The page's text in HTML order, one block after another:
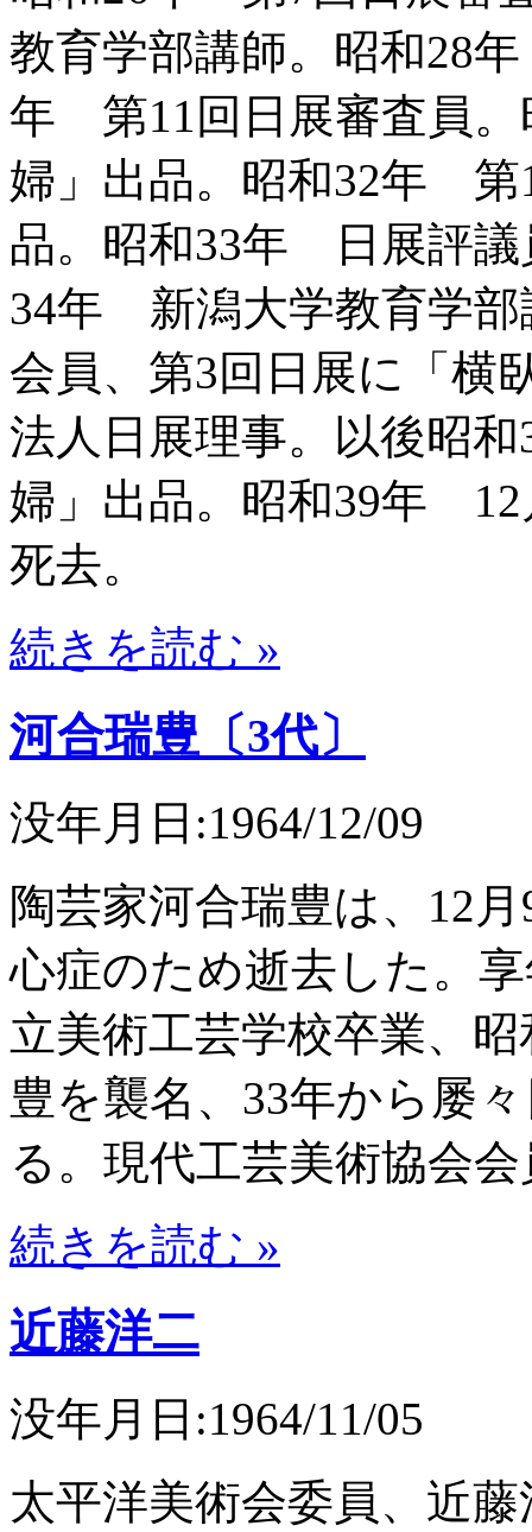
教育学部講師。昭和28
年 第11回日展審査員
婦」出品。昭和32年 第
品。昭和33年 日展評議
34年 新潟大学教育学
会員、第3回日展に「
法人日展理事。以後昭
婦」出品。昭和39年 12
死去。
続きを読む »
河合瑞豊〔3代〕
没年月日:1964/12/09
陶芸家河合瑞豊は、12
心症のため逝去した。
立美術工芸学校卒業、
豊を襲名、33年から屡
る。現代工芸美術協会
続きを読む »
近藤洋二
没年月日:1964/11/05
太平洋美術会委員、近